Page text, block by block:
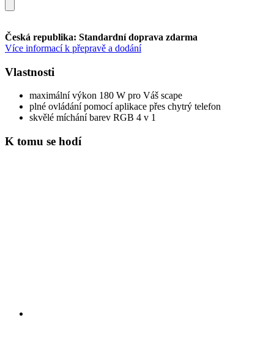
Česká republika: Standardní doprava zdarma
Více informací k přepravě a dodání
Vlastnosti
maximální výkon 180 W pro Váš scape
plné ovládání pomocí aplikace přes chytrý telefon
skvělé míchání barev RGB 4 v 1
K tomu se hodí